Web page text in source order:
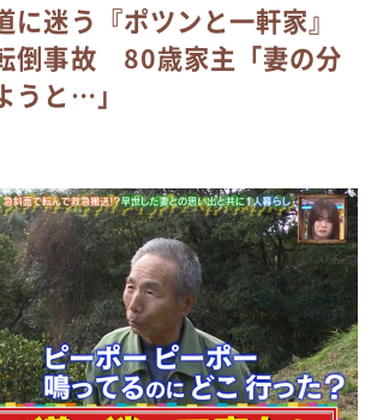
の過ぎるTV
ですけど・・・
スクープ
り
Z塚田×福井アナ「なんでやねん！？」
えり）
～きょうの献立 何にする？～
ンなり！シーズン２
に迷う『ポツンと一軒家』
倒事故 80歳家主「妻の分
うと…」